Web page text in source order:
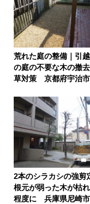
荒れた庭の整備｜引
の庭の不要な木の撤
草対策 京都府宇治市
2本のシラカシの強剪
根元が弱った木が枯
程度に 兵庫県尼崎